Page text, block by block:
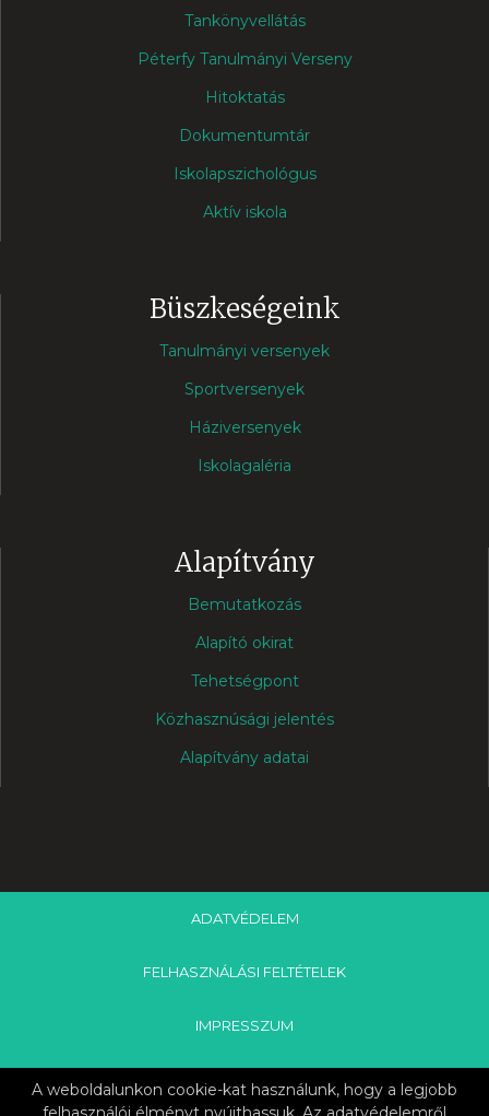
A weboldalunkon cookie-kat használunk, hogy a legjobb
Tankönyvellátás
Péterfy Tanulmányi Verseny
Hitoktatás
Dokumentumtár
Iskolapszichológus
Aktív iskola
Büszkeségeink
Tanulmányi versenyek
Sportversenyek
Háziversenyek
Iskolagaléria
Alapítvány
Bemutatkozás
Alapító okirat
Tehetségpont
Közhasznúsági jelentés
Alapítvány adatai
ADATVÉDELEM
FELHASZNÁLÁSI FELTÉTELEK
IMPRESSZUM